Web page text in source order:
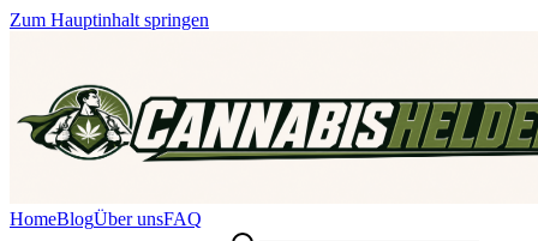
Zum Hauptinhalt springen
HomeBlogÜber unsFAQ